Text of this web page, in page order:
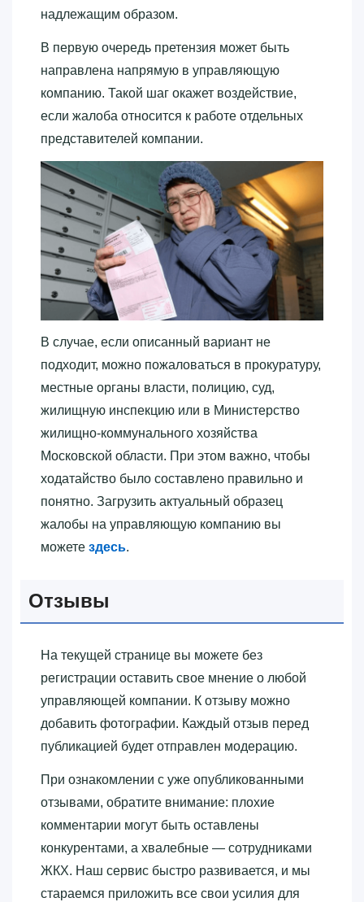
надлежащим образом.
В первую очередь претензия может быть
направлена напрямую в управляющую
компанию. Такой шаг окажет воздействие,
если жалоба относится к работе отдельных
представителей компании.
В случае, если описанный вариант не
подходит, можно пожаловаться в прокуратуру,
местные органы власти, полицию, суд,
жилищную инспекцию или в Министерство
жилищно-коммунального хозяйства
Московской области. При этом важно, чтобы
ходатайство было составлено правильно и
понятно. Загрузить актуальный образец
жалобы на управляющую компанию вы
можете здесь.
Отзывы
На текущей странице вы можете без
регистрации оставить свое мнение о любой
управляющей компании. К отзыву можно
добавить фотографии. Каждый отзыв перед
публикацией будет отправлен модерацию.
При ознакомлении с уже опубликованными
отзывами, обратите внимание: плохие
комментарии могут быть оставлены
конкурентами, а хвалебные — сотрудниками
ЖКХ. Наш сервис быстро развивается, и мы
стараемся приложить все свои усилия для